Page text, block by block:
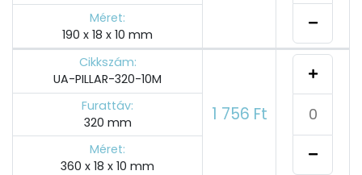
Méret:
190 x 18 x 10 mm
Cikkszám:
UA-PILLAR-320-10M
1 756 Ft
Furattáv:
320 mm
Méret:
360 x 18 x 10 mm